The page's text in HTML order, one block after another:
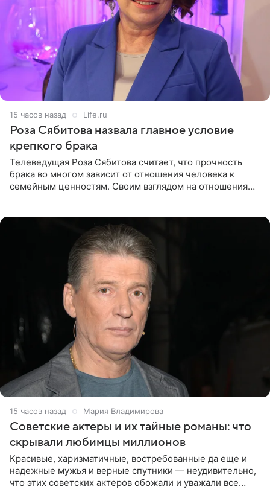
15 часов назад Life.ru
Роза Сябитова назвала главное условие
крепкого брака
Телеведущая Роза Сябитова считает, что прочность
брака во многом зависит от отношения человека к
семейным ценностям. Своим взглядом на отношения
15 часов назад Мария Владимирова
Советские актеры и их тайные романы: что
скрывали любимцы миллионов
Красивые, харизматичные, востребованные да еще и
надежные мужья и верные спутники — неудивительно,
что этих советских актеров обожали и уважали все